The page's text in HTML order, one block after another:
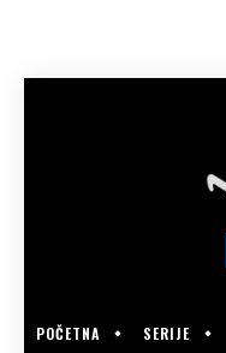
POČETNA SERIJE